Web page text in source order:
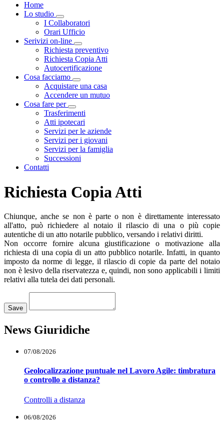
Home
Lo studio
Visualizza menù di secondo livello
I Collaboratori
Orari Ufficio
Serivizi on-line
Visualizza menù di secondo livello
Richiesta preventivo
Richiesta Copia Atti
Autocertificazione
Cosa facciamo
Visualizza menù di secondo livello
Acquistare una casa
Accendere un mutuo
Cosa fare per
Visualizza menù di secondo livello
Trasferimenti
Atti ipotecari
Servizi per le aziende
Servizi per i giovani
Servizi per la famiglia
Successioni
Contatti
Richiesta Copia Atti
Chiunque, anche se non è parte o non è direttamente interessato
all'atto, può richiedere al notaio il rilascio di una o più copie
autentiche di un atto notarile pubblico, versando i relativi diritti.
Non occorre fornire alcuna giustificazione o motivazione alla
richiesta di una copia di un atto pubblico notarile. Infatti, in quanto
imposto da norme di legge, il rilascio di copie da parte del notaio
non è lesivo della riservatezza e, quindi, non sono applicabili i limiti
relativi alla tutela dei dati personali.
Save
News Giuridiche
07/08/2026
Geolocalizzazione puntuale nel Lavoro Agile: timbratura
o controllo a distanza?
Controlli a distanza
06/08/2026